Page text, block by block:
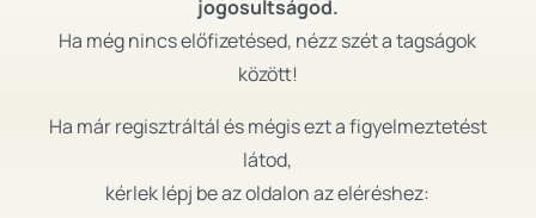
jogosultságod.
Ha még nincs előfizetésed, nézz szét a tagságok
között!
Ha már regisztráltál és mégis ezt a figyelmeztetést
látod,
kérlek lépj be az oldalon az eléréshez: